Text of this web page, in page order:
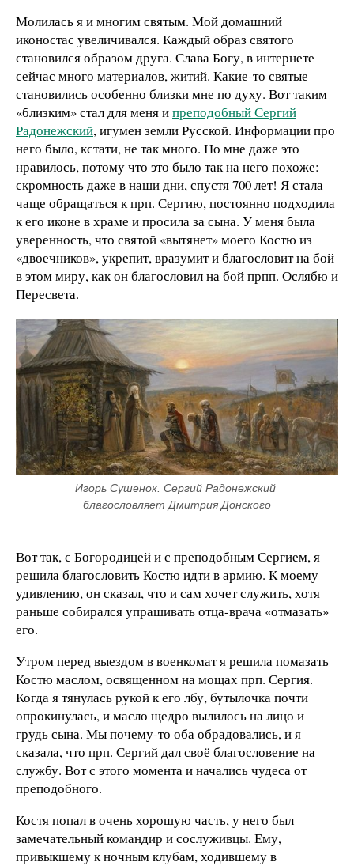
Молилась я и многим святым. Мой домашний
иконостас увеличивался. Каждый образ святого
становился образом друга. Слава Богу, в интернете
сейчас много материалов, житий. Какие-то святые
становились особенно близки мне по духу. Вот таким
«близким» стал для меня ипреподобный Сергий
Радонежский, игумен земли Русской. Информации про
него было, кстати, не так много. Но мне даже это
нравилось, потому что это было так на него похоже:
скромность даже в наши дни, спустя 700 лет! Я стала
чаще обращаться к прп. Сергию, постоянно подходила
к его иконе в храме и просила за сына. У меня была
уверенность, что святой «вытянет» моего Костю из
«двоечников», укрепит, вразумит и благословит на бой
в этом миру, как он благословил на бой прпп. Ослябю и
Пересвета.
Игорь Сушенок. Сергий Радонежский
благословляет Дмитрия Донского
Вот так, с Богородицей и с преподобным Сергием, я
решила благословить Костю идти в армию. К моему
удивлению, он сказал, что и сам хочет служить, хотя
раньше собирался упрашивать отца-врача «отмазать»
его.
Утром перед выездом в военкомат я решила помазать
Костю маслом, освященном на мощах прп. Сергия.
Когда я тянулась рукой к его лбу, бутылочка почти
опрокинулась, и масло щедро вылилось на лицо и
грудь сына. Мы почему-то оба обрадовались, и я
сказала, что прп. Сергий дал своё благословение на
службу. Вот с этого момента и начались чудеса от
преподобного.
Костя попал в очень хорошую часть, у него был
замечательный командир и сослуживцы. Ему,
привыкшему к ночным клубам, ходившему в